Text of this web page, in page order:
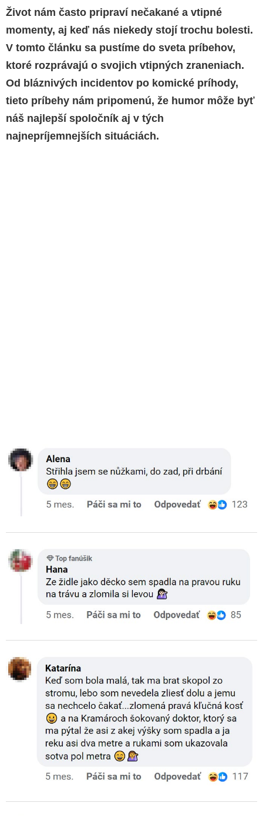
Život nám často pripraví nečakané a vtipné
momenty, aj keď nás niekedy stojí trochu bolesti.
V tomto článku sa pustíme do sveta príbehov,
ktoré rozprávajú o svojich vtipných zraneniach.
Od bláznivých incidentov po komické príhody,
tieto príbehy nám pripomenú, že humor môže byť
náš najlepší spoločník aj v tých
najnepríjemnejších situáciách.